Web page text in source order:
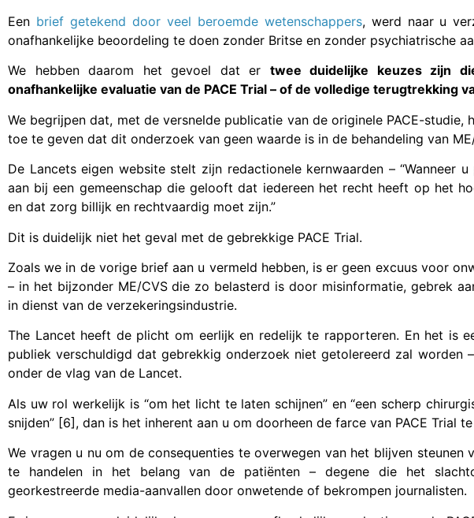
Een brief getekend door veel beroemde wetenschappers, werd naar u
onafhankelijke beoordeling te doen zonder Britse en zonder psychiatrische
We hebben daarom het gevoel dat er twee duidelijke keuzes zijn
onafhankelijke evaluatie van de PACE Trial – of de volledige terugtrekking
We begrijpen dat, met de versnelde publicatie van de originele PACE-
toe te geven dat dit onderzoek van geen waarde is in de behandeling van
De Lancets eigen website stelt zijn redactionele kernwaarden – “Wanneer
aan bij een gemeenschap die gelooft dat iedereen het recht heeft op het
en dat zorg billijk en rechtvaardig moet zijn.”
Dit is duidelijk niet het geval met de gebrekkige PACE Trial.
Zoals we in de vorige brief aan u vermeld hebben, is er geen excuus voor
– in het bijzonder ME/CVS die zo belasterd is door misinformatie, gebrek
in dienst van de verzekeringsindustrie.
The Lancet heeft de plicht om eerlijk en redelijk te rapporteren. En het is
publiek verschuldigd dat gebrekkig onderzoek niet getolereerd zal worden
onder de vlag van de Lancet.
Als uw rol werkelijk is “om het licht te laten schijnen” en “een scherp
snijden” [6], dan is het inherent aan u om doorheen de farce van PACE Trial
We vragen u nu om de consequenties te overwegen van het blijven steunen
te handelen in het belang van de patiënten – degene die het
georkestreerde media-aanvallen door onwetende of bekrompen journalisten.